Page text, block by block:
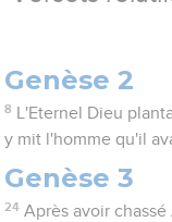
Genèse 2
8
L'Eternel Dieu
y mit l'homme qu'il
Genèse 3
24 Après avoir